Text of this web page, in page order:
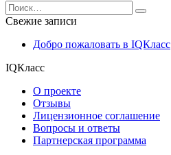
Search
for:
Свежие записи
Добро пожаловать в IQКласс
IQКласс
О проекте
Отзывы
Лицензионное соглашение
Вопросы и ответы
Партнерская программа